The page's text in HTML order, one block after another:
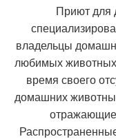
Приют для
владельцы
любимых
время своего
домашних
отражающие